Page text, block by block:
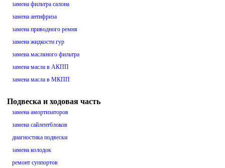
замена фильтра салона
замена антифриза
замена приводного ремня
замена жидкости гур
замена масляного фильтра
замена масла в АКПП
замена масла в МКПП
Подвеска и ходовая часть
замена амортизаторов
замена сайлентблоков
диагностика подвески
замена колодок
ремонт суппортов